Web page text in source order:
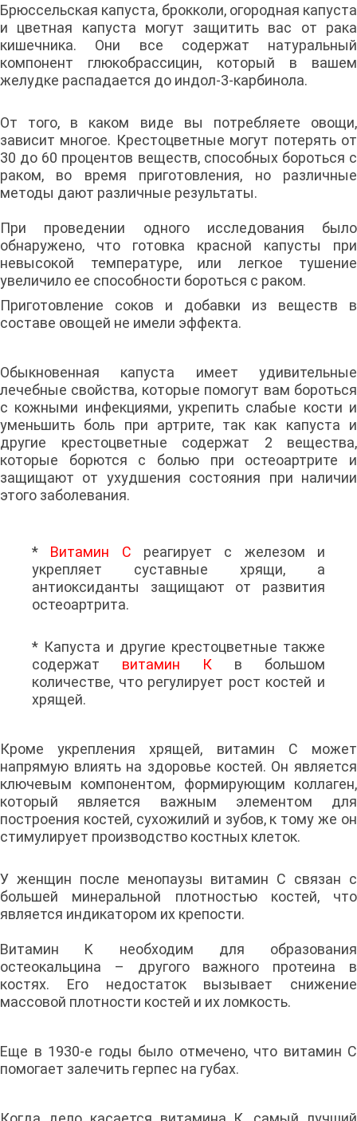
Брюссельская капуста, брокколи, огородная капуста
и цветная капуста могут защитить вас от рака
кишечника. Они все содержат натуральный
компонент глюкобрассицин, который в вашем
желудке распадается до индол-3-карбинола.
От того, в каком виде вы потребляете овощи,
зависит многое. Крестоцветные могут потерять от
30 до 60 процентов веществ, способных бороться с
раком, во время приготовления, но различные
методы дают различные результаты.
При проведении одного исследования было
обнаружено, что готовка красной капусты при
невысокой температуре, или легкое тушение
увеличило ее способности бороться с раком.
Приготовление соков и добавки из веществ в
составе овощей не имели эффекта.
Обыкновенная капуста имеет удивительные
лечебные свойства, которые помогут вам бороться
с кожными инфекциями, укрепить слабые кости и
уменьшить боль при артрите, так как капуста и
другие крестоцветные содержат 2 вещества,
которые борются с болью при остеоартрите и
защищают от ухудшения состояния при наличии
этого заболевания.
* Витамин C реагирует с железом и
укрепляет суставные хрящи, а
антиоксиданты защищают от развития
остеоартрита.
* Капуста и другие крестоцветные также
содержат витамин К в большом
количестве, что регулирует рост костей и
хрящей.
Кроме укрепления хрящей, витамин С может
напрямую влиять на здоровье костей. Он является
ключевым компонентом, формирующим коллаген,
который является важным элементом для
построения костей, сухожилий и зубов, к тому же он
стимулирует производство костных клеток.
У женщин после менопаузы витамин С связан с
большей минеральной плотностью костей, что
является индикатором их крепости.
Витамин K необходим для образования
остеокальцина – другого важного протеина в
костях. Его недостаток вызывает снижение
массовой плотности костей и их ломкость.
Еще в 1930-е годы было отмечено, что витамин С
помогает залечить герпес на губах.